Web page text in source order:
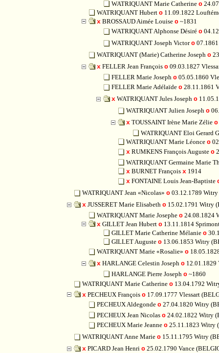
WATRIQUANT Marie Catherine o
WATRIQUANT Hubert o 11.09.1822
x BROSSAUD Aimée Louise o ~1831
WATRIQUANT Alphonse Désiré o
WATRIQUANT Joseph Victoro
WATRIQUANT (Marie) Catherine Joseph o
x FELLER Jean François o 09.03.1827
FELLER Marie Joseph o 05.05.1860
FELLER Marie Adélaïde o 28.11.1861
x WATRIQUANT Jules Joseph o
WATRIQUANT Julien Joseph o
x TOUSSAINT Irène Marie Zélie o
WATRIQUANT Eloi Gerard
WATRIQUANT Marie Léonce o
x RUMKENS François Auguste o
WATRIQUANT Germaine Marie
x BURNET François x 1914
x FONTAINE Louis Jean-Baptiste
WATRIQUANT Jean «Nicolas» o 03.12.1789
x JUSSERET Marie Elisabeth o 15.02.1791 Witry
WATRIQUANT Marie Josephe o 24.08.1824
x GILLET Jean Hubert o 13.11.1814
GILLET Marie Catherine Mélanie o
GILLET Auguste o 13.06.1853 Witry
WATRIQUANT Marie «Rosalie» o
x HARLANGE Celestin Joseph o
HARLANGE Pierre Joseph o ~1860
WATRIQUANT Marie Catherine o 13.04.1792
x PECHEUX François o 17.09.1777 Vlessart
PECHEUX Aldegonde o 27.04.1820 Witry
PECHEUX Jean Nicolas o 24.02.1822 Witry
PECHEUX Marie Jeanne o 25.11.1823 Witry
WATRIQUANT Anne Marie o 15.11.1795 Witry
x PICARD Jean Henri o 25.02.1790 Vance